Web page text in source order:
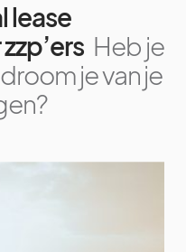
lease
Heb je
je van je